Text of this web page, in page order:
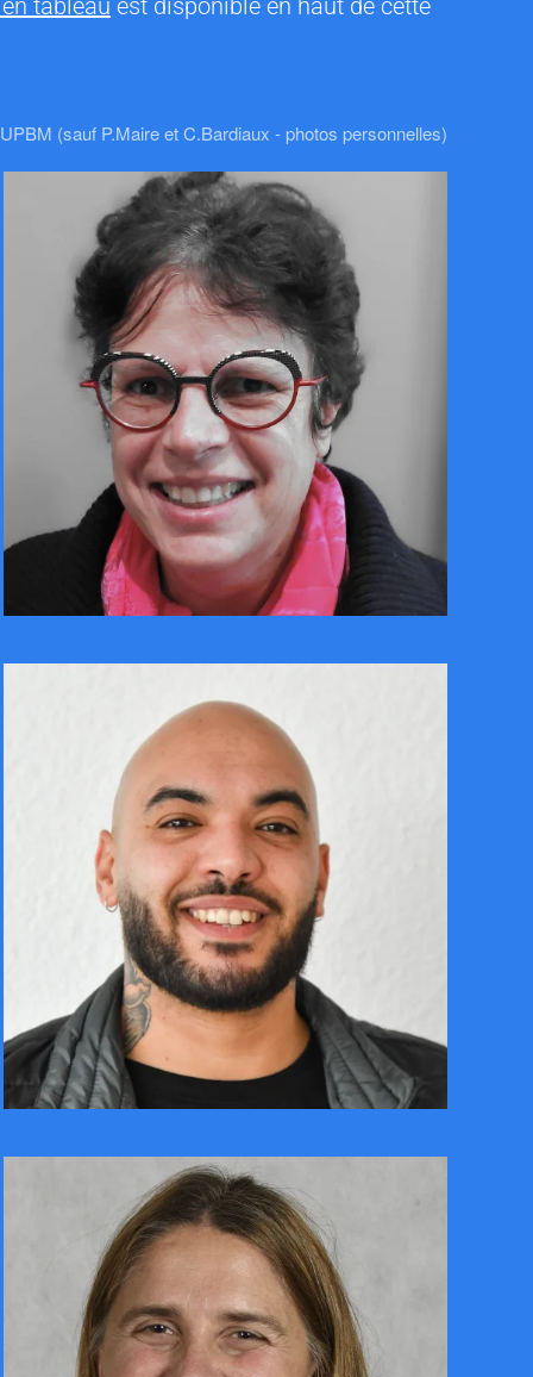
tableau est disponible en haut de cette
(sauf P.Maire et C.Bardiaux - photos personnelles)
CONTACTER